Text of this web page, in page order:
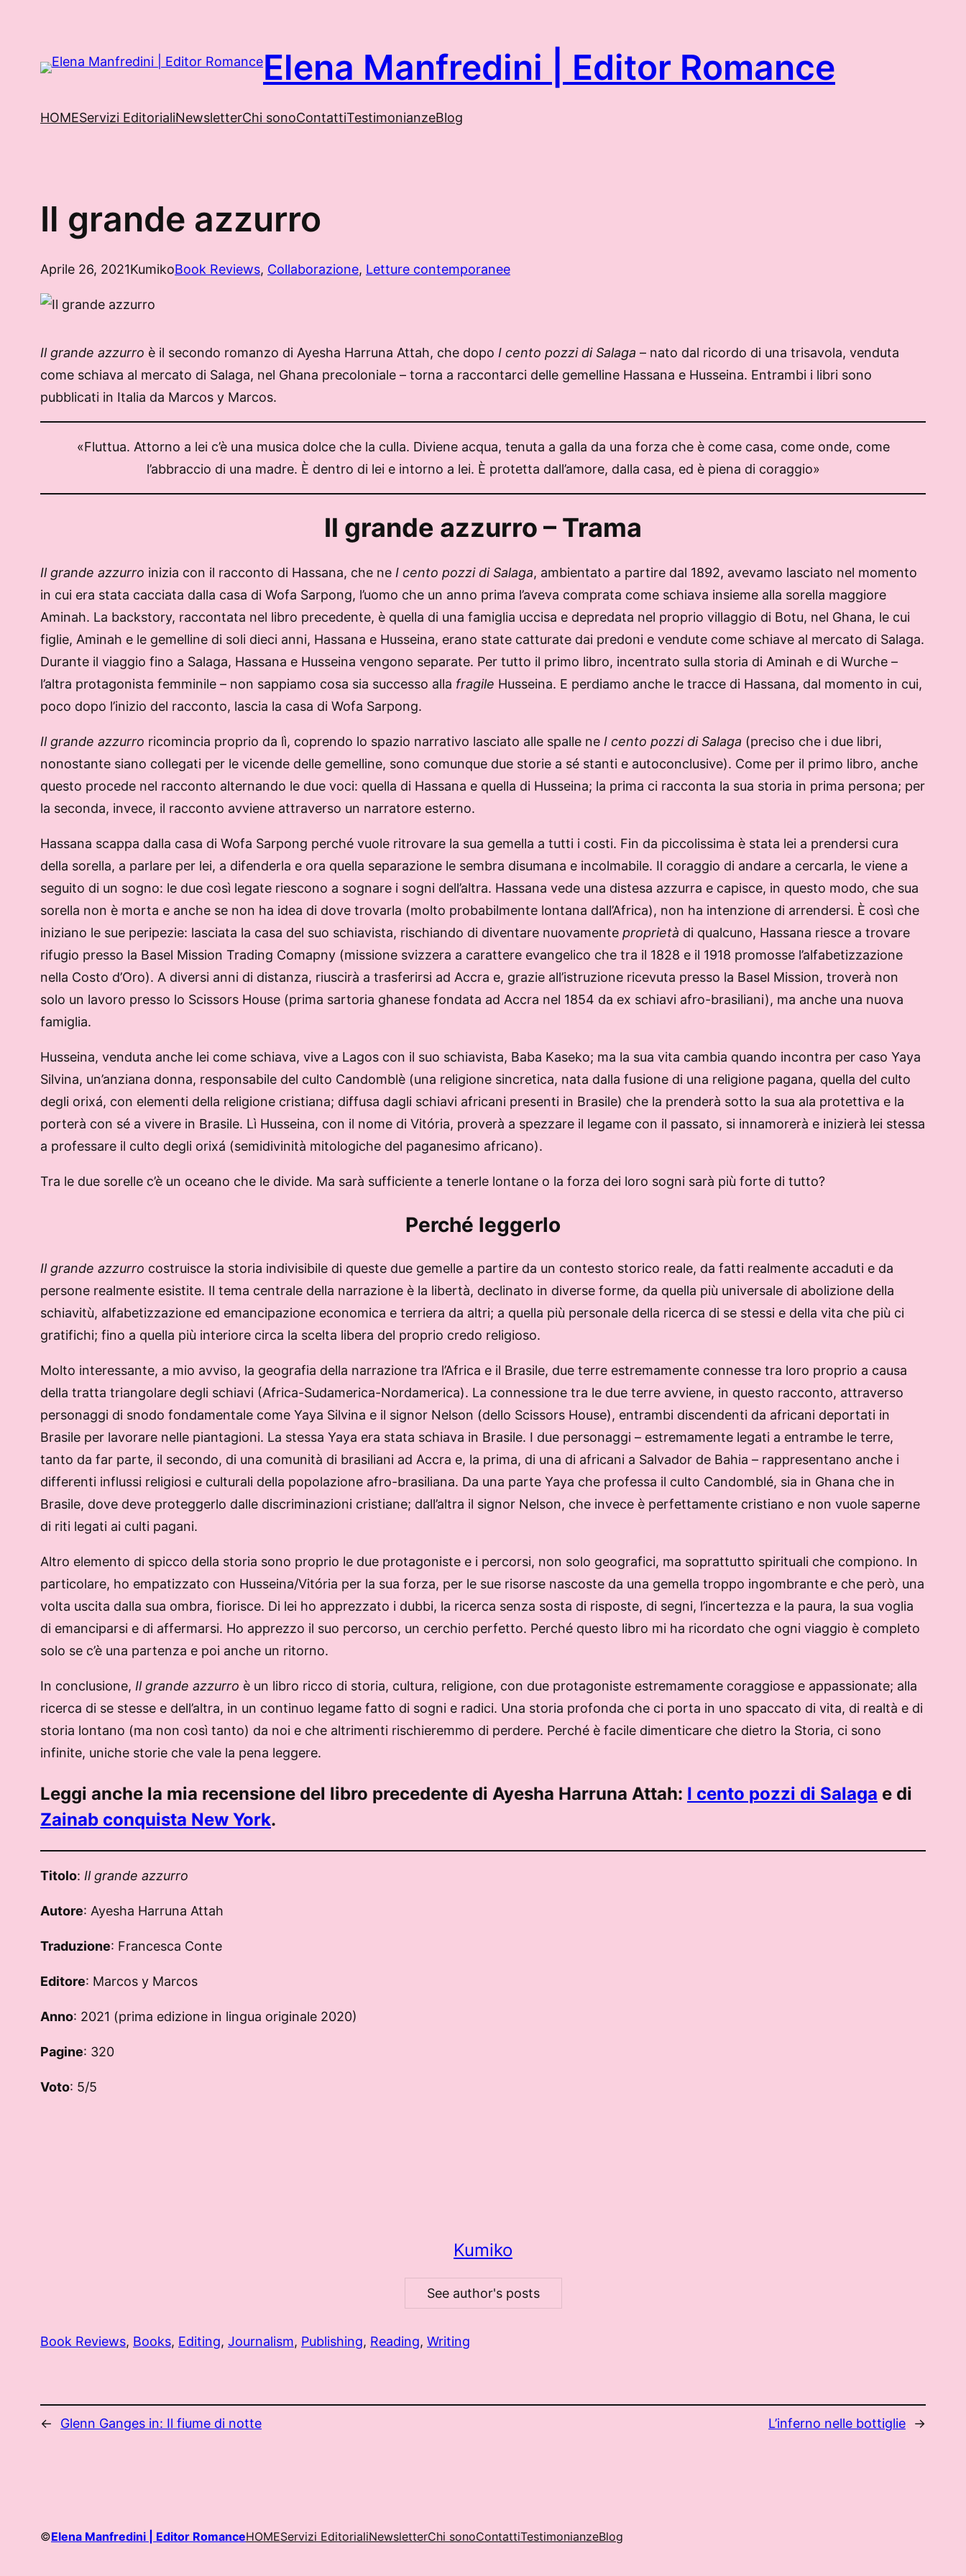
contenuto
Elena Manfredini | Editor Romance
HOMEServizi EditorialiNewsletterChi sonoContattiTestimonianzeBlog
Il grande azzurro
Aprile 26, 2021KumikoBook Reviews, Collaborazione, Letture contemporanee
Il grande azzurro è il secondo romanzo di Ayesha Harruna Attah, che dopo I cento pozzi di Salaga – nato dal ricordo di una trisavola, venduta
come schiava al mercato di Salaga, nel Ghana precoloniale – torna a raccontarci delle gemelline Hassana e Husseina. Entrambi i libri sono
pubblicati in Italia da Marcos y Marcos.
«Fluttua. Attorno a lei c’è una musica dolce che la culla. Diviene acqua, tenuta a galla da una forza che è come casa, come onde, come
l’abbraccio di una madre. È dentro di lei e intorno a lei. È protetta dall’amore, dalla casa, ed è piena di coraggio»
Il grande azzurro – Trama
Il grande azzurro inizia con il racconto di Hassana, che ne I cento pozzi di Salaga, ambientato a partire dal 1892, avevamo lasciato nel momento
in cui era stata cacciata dalla casa di Wofa Sarpong, l’uomo che un anno prima l’aveva comprata come schiava insieme alla sorella maggiore
Aminah. La backstory, raccontata nel libro precedente, è quella di una famiglia uccisa e depredata nel proprio villaggio di Botu, nel Ghana, le cui
figlie, Aminah e le gemelline di soli dieci anni, Hassana e Husseina, erano state catturate dai predoni e vendute come schiave al mercato di Salaga.
Durante il viaggio fino a Salaga, Hassana e Husseina vengono separate. Per tutto il primo libro, incentrato sulla storia di Aminah e di Wurche –
l’altra protagonista femminile – non sappiamo cosa sia successo alla fragile Husseina. E perdiamo anche le tracce di Hassana, dal momento in cui,
poco dopo l’inizio del racconto, lascia la casa di Wofa Sarpong.
Il grande azzurro ricomincia proprio da lì, coprendo lo spazio narrativo lasciato alle spalle ne I cento pozzi di Salaga (preciso che i due libri,
nonostante siano collegati per le vicende delle gemelline, sono comunque due storie a sé stanti e autoconclusive). Come per il primo libro, anche
questo procede nel racconto alternando le due voci: quella di Hassana e quella di Husseina; la prima ci racconta la sua storia in prima persona; per
la seconda, invece, il racconto avviene attraverso un narratore esterno.
Hassana scappa dalla casa di Wofa Sarpong perché vuole ritrovare la sua gemella a tutti i costi. Fin da piccolissima è stata lei a prendersi cura
della sorella, a parlare per lei, a difenderla e ora quella separazione le sembra disumana e incolmabile. Il coraggio di andare a cercarla, le viene a
seguito di un sogno: le due così legate riescono a sognare i sogni dell’altra. Hassana vede una distesa azzurra e capisce, in questo modo, che sua
sorella non è morta e anche se non ha idea di dove trovarla (molto probabilmente lontana dall’Africa), non ha intenzione di arrendersi. È così che
iniziano le sue peripezie: lasciata la casa del suo schiavista, rischiando di diventare nuovamente proprietà di qualcuno, Hassana riesce a trovare
rifugio presso la Basel Mission Trading Comapny (missione svizzera a carattere evangelico che tra il 1828 e il 1918 promosse l’alfabetizzazione
nella Costo d’Oro). A diversi anni di distanza, riuscirà a trasferirsi ad Accra e, grazie all’istruzione ricevuta presso la Basel Mission, troverà non
solo un lavoro presso lo Scissors House (prima sartoria ghanese fondata ad Accra nel 1854 da ex schiavi afro-brasiliani), ma anche una nuova
famiglia.
Husseina, venduta anche lei come schiava, vive a Lagos con il suo schiavista, Baba Kaseko; ma la sua vita cambia quando incontra per caso Yaya
Silvina, un’anziana donna, responsabile del culto Candomblè (una religione sincretica, nata dalla fusione di una religione pagana, quella del culto
degli orixá, con elementi della religione cristiana; diffusa dagli schiavi africani presenti in Brasile) che la prenderà sotto la sua ala protettiva e la
porterà con sé a vivere in Brasile. Lì Husseina, con il nome di Vitória, proverà a spezzare il legame con il passato, si innamorerà e inizierà lei stessa
a professare il culto degli orixá (semidivinità mitologiche del paganesimo africano).
Tra le due sorelle c’è un oceano che le divide. Ma sarà sufficiente a tenerle lontane o la forza dei loro sogni sarà più forte di tutto?
Perché leggerlo
Il grande azzurro costruisce la storia indivisibile di queste due gemelle a partire da un contesto storico reale, da fatti realmente accaduti e da
persone realmente esistite. Il tema centrale della narrazione è la libertà, declinato in diverse forme, da quella più universale di abolizione della
schiavitù, alfabetizzazione ed emancipazione economica e terriera da altri; a quella più personale della ricerca di se stessi e della vita che più ci
gratifichi; fino a quella più interiore circa la scelta libera del proprio credo religioso.
Molto interessante, a mio avviso, la geografia della narrazione tra l’Africa e il Brasile, due terre estremamente connesse tra loro proprio a causa
della tratta triangolare degli schiavi (Africa-Sudamerica-Nordamerica). La connessione tra le due terre avviene, in questo racconto, attraverso
personaggi di snodo fondamentale come Yaya Silvina e il signor Nelson (dello Scissors House), entrambi discendenti da africani deportati in
Brasile per lavorare nelle piantagioni. La stessa Yaya era stata schiava in Brasile. I due personaggi – estremamente legati a entrambe le terre,
tanto da far parte, il secondo, di una comunità di brasiliani ad Accra e, la prima, di una di africani a Salvador de Bahia – rappresentano anche i
differenti influssi religiosi e culturali della popolazione afro-brasiliana. Da una parte Yaya che professa il culto Candomblé, sia in Ghana che in
Brasile, dove deve proteggerlo dalle discriminazioni cristiane; dall’altra il signor Nelson, che invece è perfettamente cristiano e non vuole saperne
di riti legati ai culti pagani.
Altro elemento di spicco della storia sono proprio le due protagoniste e i percorsi, non solo geografici, ma soprattutto spirituali che compiono. In
particolare, ho empatizzato con Husseina/Vitória per la sua forza, per le sue risorse nascoste da una gemella troppo ingombrante e che però, una
volta uscita dalla sua ombra, fiorisce. Di lei ho apprezzato i dubbi, la ricerca senza sosta di risposte, di segni, l’incertezza e la paura, la sua voglia
di emanciparsi e di affermarsi. Ho apprezzo il suo percorso, un cerchio perfetto. Perché questo libro mi ha ricordato che ogni viaggio è completo
solo se c’è una partenza e poi anche un ritorno.
In conclusione, Il grande azzurro è un libro ricco di storia, cultura, religione, con due protagoniste estremamente coraggiose e appassionate; alla
ricerca di se stesse e dell’altra, in un continuo legame fatto di sogni e radici. Una storia profonda che ci porta in uno spaccato di vita, di realtà e di
storia lontano (ma non così tanto) da noi e che altrimenti rischieremmo di perdere. Perché è facile dimenticare che dietro la Storia, ci sono
infinite, uniche storie che vale la pena leggere.
Leggi anche la mia recensione del libro precedente di Ayesha Harruna Attah: I cento pozzi di Salaga e di
Zainab conquista New York.
Titolo: Il grande azzurro
Autore: Ayesha Harruna Attah
Traduzione: Francesca Conte
Editore: Marcos y Marcos
Anno: 2021 (prima edizione in lingua originale 2020)
Pagine: 320
Voto: 5/5
Kumiko
See author's posts
Book Reviews, Books, Editing, Journalism, Publishing, Reading, Writing
← Glenn Ganges in: Il fiume di notte L’inferno nelle bottiglie →
©Elena Manfredini | Editor RomanceHOMEServizi EditorialiNewsletterChi sonoContattiTestimonianzeBlog